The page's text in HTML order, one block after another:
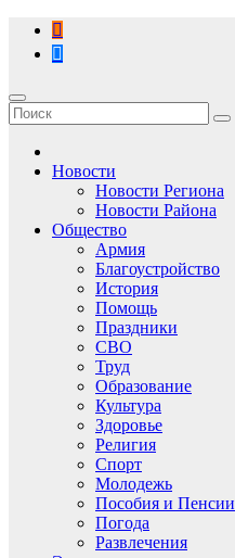
Перейти
содержимому
Новости
Новости Региона
Новости Района
Общество
Армия
Благоустройство
История
Помощь
Праздники
СВО
Труд
Образование
Культура
Здоровье
Религия
Спорт
Молодежь
Пособия и Пенсии
Погода
Развлечения